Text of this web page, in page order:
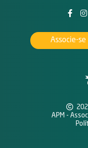
APM -
Associe-se